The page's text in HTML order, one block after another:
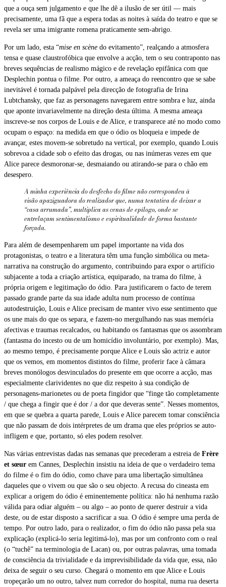
que a ouça sem julgamento e que lhe dê a ilusão de ser útil — mais
precisamente, uma fã que a espera todas as noites à saída do teatro e que se
revela ser uma imigrante romena praticamente sem-abrigo.
Por um lado, esta “mise en scène do evitamento”, realçando a atmosfera
tensa e quase claustrofóbica que envolve a acção, tem o seu contraponto nas
breves sequências de realismo mágico e de revelação epifânica com que
Desplechin pontua o filme. Por outro, a ameaça do reencontro que se sabe
inevitável é tornada palpável pela direcção de fotografia de Irina
Lubtchansky, que faz as personagens navegarem entre sombra e luz, ainda
que aponte invariavelmente na direção desta última. A mesma ameaça
inscreve-se nos corpos de Louis e de Alice, e transparece até no modo como
ocupam o espaço: na medida em que o ódio os bloqueia e impede de
avançar, estes movem-se sobretudo na vertical, por exemplo, quando Louis
sobrevoa a cidade sob o efeito das drogas, ou nas inúmeras vezes em que
Alice parece desmoronar-se, desmaiando ou atirando-se para o chão em
desespero.
A minha experiência do desfecho do filme não correspondeu à
visão apaziguadora do realizador que, numa tentativa de deixar a
“casa arrumada”, multiplica as cenas de epílogo, onde se
entrelaçam sentimentalismo e espiritualidade de forma bastante
forçada.
Para além de desempenharem um papel importante na vida dos
protagonistas, o teatro e a literatura têm uma função simbólica ou meta-
narrativa na construção do argumento, contribuindo para expor o artifício
subjacente a toda a criação artística, equiparado, na trama do filme, à
própria origem e legitimação do ódio. Para justificarem o facto de terem
passado grande parte da sua idade adulta num processo de contínua
autodestruição, Louis e Alice precisam de manter vivo esse sentimento que
os une mais do que os separa, e fazem-no mergulhando nas suas memória
afectivas e traumas recalcados, ou habitando os fantasmas que os assombram
(fantasma do incesto ou de um homicídio involuntário, por exemplo). Mas,
ao mesmo tempo, é precisamente porque Alice e Louis são actriz e autor
que os vemos, em momentos distintos do filme, proferir face à câmara
breves monólogos desvinculados do presente em que ocorre a acção, mas
especialmente clarividentes no que diz respeito à sua condição de
personagens-marionetes ou de poeta fingidor que “finge tão completamente
/ que chega a fingir que é dor / a dor que deveras sente”. Nesses momentos,
em que se quebra a quarta parede, Louis e Alice parecem tomar consciência
que não passam de dois intérpretes de um drama que eles próprios se auto-
infligem e que, portanto, só eles podem resolver.
Nas várias entrevistas dadas nas semanas que precederam a estreia de Frère
et sœur em Cannes, Desplechin insistiu na ideia de que o verdadeiro tema
do filme é o fim do ódio, como chave para uma libertação simultânea
daqueles que o vivem ou que são o seu objecto. A recusa do cineasta em
explicar a origem do ódio é eminentemente política: não há nenhuma razão
válida para odiar alguém – ou algo – ao ponto de querer destruir a vida
deste, ou de estar disposto a sacrificar a sua. O ódio é sempre uma perda de
tempo. Por outro lado, para o realizador, o fim do ódio não passa pela sua
explicação (explicá-lo seria legitimá-lo), mas por um confronto com o real
(o “tuchê” na terminologia de Lacan) ou, por outras palavras, uma tomada
de consciência da trivialidade e da imprevisibilidade da vida que, essa, não
deixa de seguir o seu curso. Chegará o momento em que Alice e Louis
tropeçarão um no outro, talvez num corredor do hospital, numa rua deserta